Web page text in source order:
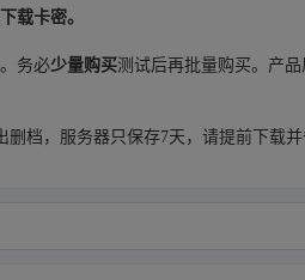
载卡密。
务必少量购买测试后再批量购买。产
档，服务器只保存7天，请提前下载